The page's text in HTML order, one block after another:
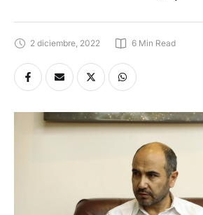
2 diciembre, 2022 6 Min Read